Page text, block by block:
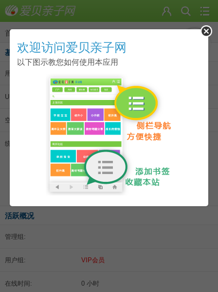
首页
基本资料
用户名:
UID:
空间访问量: 2324
统计信息:
主题数 23
回帖数 43
好友数 0
记录数 0
日志数 0
活跃概况
管理组:
用户组: VIP会员
在线时间: 0 小时
欢迎访问爱贝亲子网
以下图示教您如何使用本应用